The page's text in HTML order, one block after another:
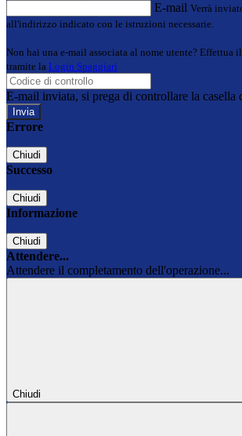
E-mail Verrà
all'indirizzo indicato con le istruzioni necessarie.
Non hai una e-mail associata al nome utente? Effettua
tramite la Login Spaggiari
E-mail inviata, si prega di controllare la casella
Errore
Chiudi
Successo
Chiudi
Informazione
Chiudi
Attendere...
Attendere il completamento dell'operazione...
Chiudi